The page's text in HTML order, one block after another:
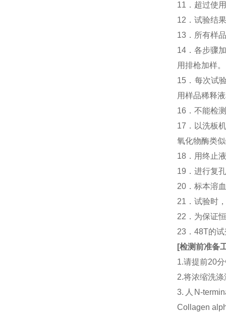
11．超过使
12．试验结
13．所有样
14．各步骤
用排枪加样。
15．每次试
用样品稀释
16．不能检
17．以洗板
氧化物酶类
18．用终止
19．进行复
20．标本溶
21．试验时
22．为保证
23．48T的
[检测前准备
1.请提前20
2.将浓缩洗
3.人N-
Collagen